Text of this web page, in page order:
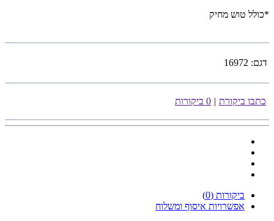
*כולל טוש מחיק
דגם: 16972
כתבו ביקורת | 0 ביקורות
ביקורות (0)
אפשרויות איסוף ומשלוח